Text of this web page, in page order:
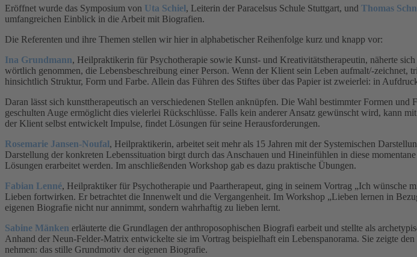
Eröffnet wurde das Symposium von Uta Schiel, Leiterin der Paracelsus Schule Stuttgart, und Thomas
umfangreichen Einblick in die Arbeit mit Biografien.
Die Referenten und ihre Themen stellen wir hier in alphabetischer Reihenfolge kurz und knapp vor:
Ina Grundmann, Heilpraktikerin für Psychotherapie sowie Kunst- und Kreativitätstherapeutin, näherte
wörtlich genommen, die Lebensbeschreibung einer Person. Wenn der Klient sein Leben aufmalt/-
hinsichtlich Struktur, Form und Farbe. Allein das Führen des Stiftes über das Papier ist zweierlei: in
Daran lässt sich kunsttherapeutisch an verschiedenen Stellen anknüpfen. Die Wahl bestimmter Formen
geschulten Auge ermöglicht dies vielerlei Rückschlüsse. Falls kein anderer Ansatz gewünscht wird, kann
der Klient selbst entwickelt Impulse, findet Lösungen für seine Herausforderungen.
Rosemarie Jansen-Noufal, Heilpraktikerin, arbeitet seit mehr als 15 Jahren mit der Systemischen
Darstellung der konkreten Lebenssituation birgt durch das Anschauen und Hineinfühlen in diese
Lösungen erarbeitet werden. Im anschließenden Workshop gab es dazu praktische Übungen.
Fabian Lenné, Heilpraktiker für Psychotherapie und Paartherapeut, ging in seinem Vortrag „Ich
Lieben fortwirken. Er betrachtet die Innenwelt und die Vergangenheit. Im Workshop „Lieben lernen in
eigenen Biografie nicht nur annimmt, sondern wahrhaftig zu lieben lernt.
Sabine Mänken erläuterte die Grundlagen der anthroposophischen Biografi earbeit und stellte als
Anhand der Neun-Felder-Matrix entwickelte sie im Vortrag beispielhaft ein Lebenspanorama. Sie zeigte
nehmen: das stille Grundmotiv der eigenen Biografie.